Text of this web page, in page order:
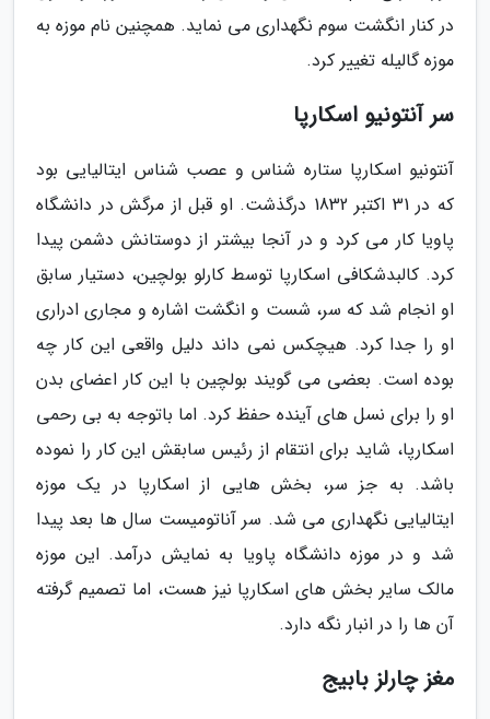
در کنار انگشت سوم نگهداری می نماید. همچنین نام موزه به
موزه گالیله تغییر کرد.
سر آنتونیو اسکارپا
آنتونیو اسکارپا ستاره شناس و عصب شناس ایتالیایی بود
که در 31 اکتبر 1832 درگذشت. او قبل از مرگش در دانشگاه
پاویا کار می کرد و در آنجا بیشتر از دوستانش دشمن پیدا
کرد. کالبدشکافی اسکارپا توسط کارلو بولچین، دستیار سابق
او انجام شد که سر، شست و انگشت اشاره و مجاری ادراری
او را جدا کرد. هیچکس نمی داند دلیل واقعی این کار چه
بوده است. بعضی می گویند بولچین با این کار اعضای بدن
او را برای نسل های آینده حفظ کرد. اما باتوجه به بی رحمی
اسکارپا، شاید برای انتقام از رئیس سابقش این کار را نموده
باشد. به جز سر، بخش هایی از اسکارپا در یک موزه
ایتالیایی نگهداری می شد. سر آناتومیست سال ها بعد پیدا
شد و در موزه دانشگاه پاویا به نمایش درآمد. این موزه
مالک سایر بخش های اسکارپا نیز هست، اما تصمیم گرفته
آن ها را در انبار نگه دارد.
مغز چارلز بابیج